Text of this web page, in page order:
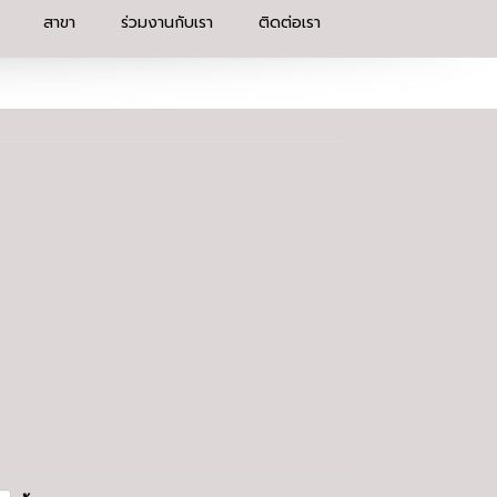
สาขา ร่วมงานกับเรา ติดต่อเรา